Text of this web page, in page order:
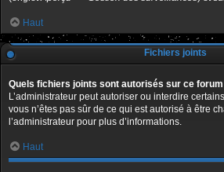
Haut
Fichiers joints
Quels fichiers joints sont autorisés sur ce
L’administrateur peut autoriser ou interdire
vous n’êtes pas sûr de ce qui est autorisé à être
l’administrateur pour plus d’informations.
Haut